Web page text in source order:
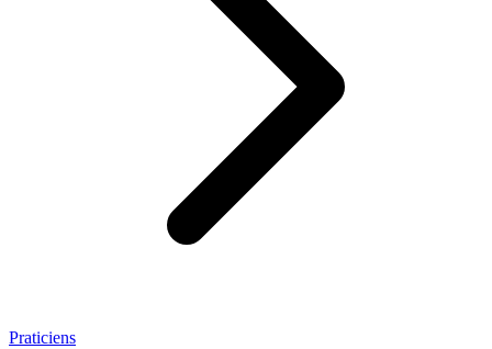
Praticiens